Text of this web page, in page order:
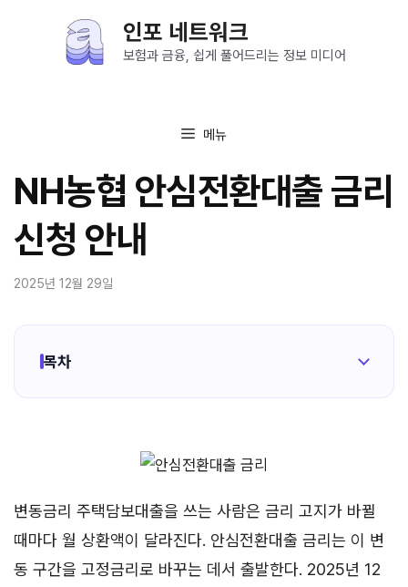
인포 네트워크
보험과 금융, 쉽게 풀어드리는 정보 미디어
메뉴
NH농협 안심전환대출 금리
신청 안내
2025년 12월 29일
목차
변동금리 주택담보대출을 쓰는 사람은 금리 고지가 바뀔
때마다 월 상환액이 달라진다. 안심전환대출 금리는 이 변
동 구간을 고정금리로 바꾸는 데서 출발한다. 2025년 12